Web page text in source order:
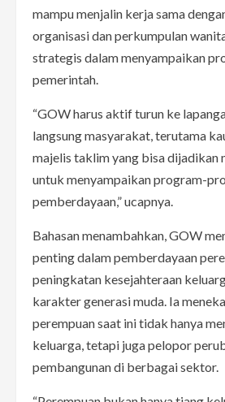
mampu menjalin kerja sama
organisasi dan perkumpulan
strategis dalam menyampaikan
pemerintah.
“GOW harus aktif turun ke
langsung masyarakat, terutama
majelis taklim yang bisa dijadikan
untuk menyampaikan program-
pemberdayaan,” ucapnya.
Bahasan menambahkan, GOW
penting dalam pemberdayaan
peningkatan kesejahteraan
karakter generasi muda. Ia
perempuan saat ini tidak hanya
keluarga, tetapi juga pelopor
pembangunan di berbagai sektor.